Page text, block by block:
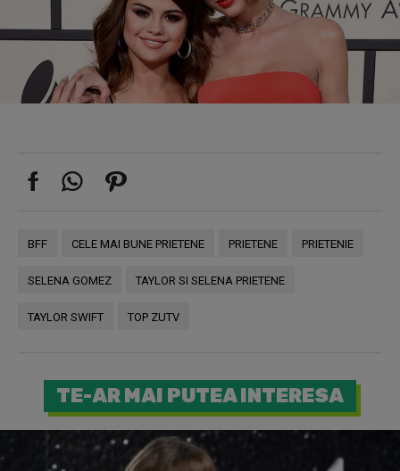
BFF CELE MAI BUNE PRIETENE PRIETENE PRIETENIE
SELENA GOMEZ TAYLOR SI SELENA PRIETENE
TAYLOR SWIFT TOP ZUTV
TE-AR MAI PUTEA INTERESA